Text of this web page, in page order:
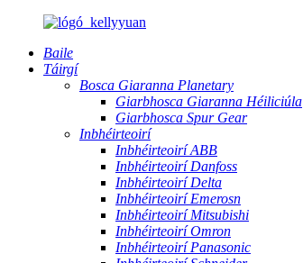
Baile
Táirgí
Bosca Giaranna Planetary
Giarbhosca Giaranna Héiliciúla
Giarbhosca Spur Gear
Inbhéirteoirí
Inbhéirteoirí ABB
Inbhéirteoirí Danfoss
Inbhéirteoirí Delta
Inbhéirteoirí Emerosn
Inbhéirteoirí Mitsubishi
Inbhéirteoirí Omron
Inbhéirteoirí Panasonic